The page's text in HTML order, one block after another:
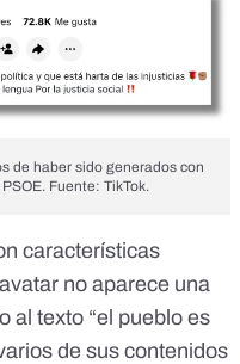
de haber sido generados con
Fuente: TikTok.
características
no aparece una
al texto “el pueblo es
de sus contenidos